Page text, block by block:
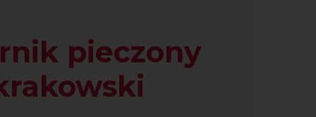
pieczony